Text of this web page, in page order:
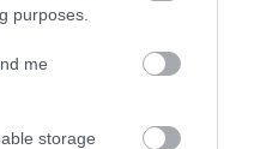
purposes.
me
storage